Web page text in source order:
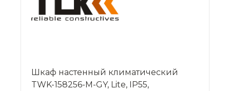
Шкаф настенный климатический
TWK-158256-M-GY, Lite, IP55,